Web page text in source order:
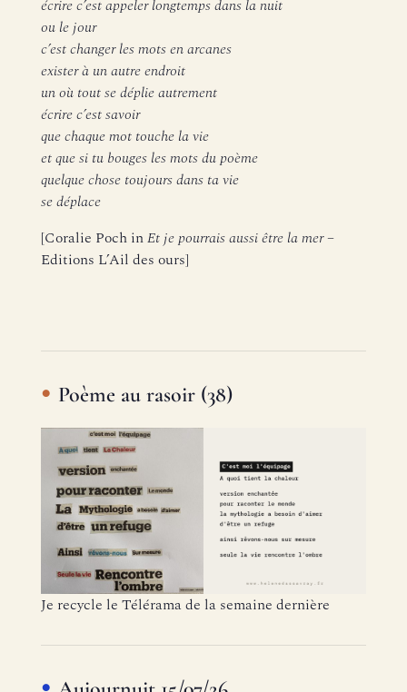
écrire c’est appeler longtemps dans la nuit
ou le jour
c’est changer les mots en arcanes
exister à un autre endroit
un où tout se déplie autrement
écrire c’est savoir
que chaque mot touche la vie
et que si tu bouges les mots du poème
quelque chose toujours dans ta vie
se déplace
[Coralie Poch inEt je pourrais aussi être la mer–
Editions L’Ail des ours]
Poème au rasoir (38)
Je recycle le Télérama de la semaine dernière